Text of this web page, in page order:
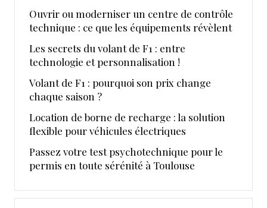
Ouvrir ou moderniser un centre de contrôle
technique : ce que les équipements révèlent
Les secrets du volant de F1 : entre
technologie et personnalisation !
Volant de F1 : pourquoi son prix change
chaque saison ?
Location de borne de recharge : la solution
flexible pour véhicules électriques
Passez votre test psychotechnique pour le
permis en toute sérénité à Toulouse